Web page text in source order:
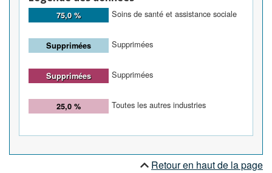
75,0 % Soins de santé et assistance sociale
Supprimées Supprimées
Supprimées Supprimées
25,0 % Toutes les autres industries
Retour en haut de la page